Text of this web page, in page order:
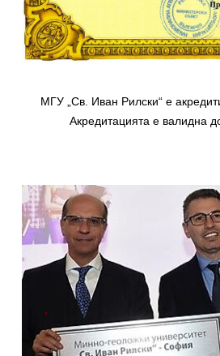
МГУ „Св. Иван Рилски“ е
Aкредитацията е валидна